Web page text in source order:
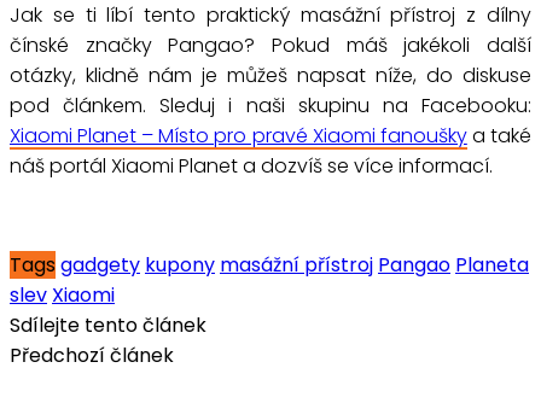
Jak se ti líbí tento praktický masážní přístroj z dílny
čínské značky Pangao? Pokud máš jakékoli další
otázky, klidně nám je můžeš napsat níže, do diskuse
pod článkem. Sleduj i naši skupinu na Facebooku:
Xiaomi Planet – Místo pro pravé Xiaomi fanouškya také
náš portál Xiaomi Planet a dozvíš se více informací.
Tagsgadgety kupony masážní přístroj Pangao Planeta
slev Xiaomi
Sdílejte tento článek
Předchozí článek